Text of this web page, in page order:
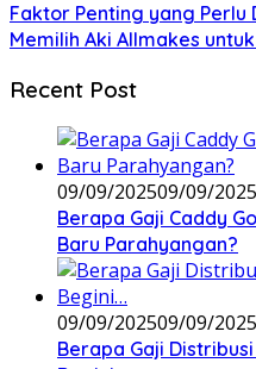
Faktor Penting yang Perlu
Memilih Aki Allmakes
Recent Post
09/09/202509/09/2025
Berapa Gaji Caddy
Baru Parahyangan?
09/09/202509/09/2025
Berapa Gaji